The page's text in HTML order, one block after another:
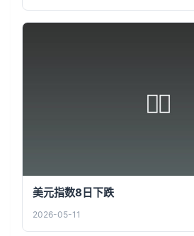
美元指数8日下跌
2026-05-11